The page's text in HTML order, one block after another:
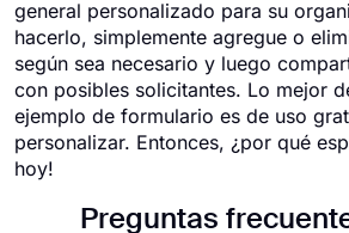
general personalizado para su
hacerlo, simplemente agregue o
según sea necesario y luego
con posibles solicitantes. Lo mejor
ejemplo de formulario es de uso
personalizar. Entonces, ¿por qué
hoy!
Preguntas